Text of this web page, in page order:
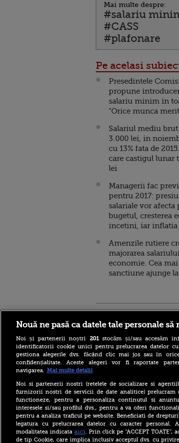
Mai multe despre:
#salariu
#CASS
#plafonare
Pe acelasi
Presedintele
propune
salariu minim in
"Orice munca
Salariul mediu brut
3.000 lei, in
cu 13% fata de
care castigul lunar
lei
Managerii fac
pentru 2017:
salariale vor afecta
bugetul, cresterea
incetini, iar inflatia
Amenzile rutiere
majorarea
economie. Cea
sanctiune ajunge
româncă a fost arestată în
Germania pentru spionaj în
favoarea Rusiei
Alerta West Nile: două
persoane au murit, iar
numărul cazurilor a ajuns
10. Măsurile de protecție
împotriva țânțarilor
Nouă ne pasă ca datele tale personale
Noi și partenerii noștri 201stocăm și/sau accesăm
identificatorii cookie unici pentru prelucrarea datelor cu
gestiona alegerile dvs. făcând clic mai jos sau în
confidențialitate. Aceste alegeri vor fi raportate
navigarea. Mai multe detalii
Noi si partenerii nostri (retelele de socializare si
furnizorii nostri de servicii de date analitice) prelucram
functioneze, pentru a personaliza continutul si
interesele si/sau profilul dvs., pentru a va oferi
pentru a analiza traficul pe website. Beneficiati de
legatura cu prelucrarea datelor cu caracter personal.
modalitatea indicata aici. Prin click pe “ACCEPT
de tip Cookie, care implica inclusiv acceptul dvs. cu